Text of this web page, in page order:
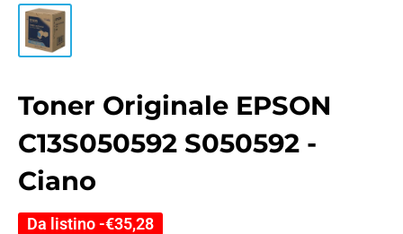
Toner Originale EPSON
C13S050592 S050592 -
Ciano
Da listino -€35,28